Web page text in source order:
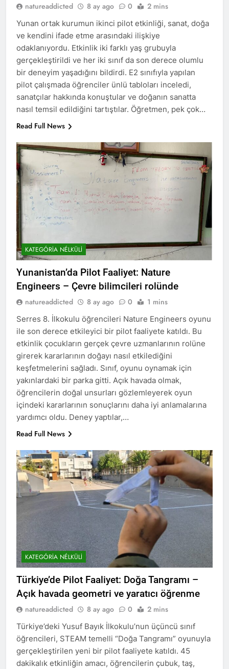
natureaddicted 8 ay ago 0 2 mins
Yunan ortak kurumun ikinci pilot etkinliği, sanat, doğa
ve kendini ifade etme arasındaki ilişkiye
odaklanıyordu. Etkinlik iki farklı yaş grubuyla
gerçekleştirildi ve her iki sınıf da son derece olumlu
bir deneyim yaşadığını bildirdi. E2 sınıfıyla yapılan
pilot çalışmada öğrenciler ünlü tabloları inceledi,
sanatçılar hakkında konuştular ve doğanın sanatta
nasıl temsil edildiğini tartıştılar. Öğretmen, pek çok…
Read Full News
KATEGÓRIA NÉLKÜLI
Yunanistan’da Pilot Faaliyet: Nature
Engineers – Çevre bilimcileri rolünde
natureaddicted 8 ay ago 0 1 mins
Serres 8. İlkokulu öğrencileri Nature Engineers oyunu
ile son derece etkileyici bir pilot faaliyete katıldı. Bu
etkinlik çocukların gerçek çevre uzmanlarının rolüne
girerek kararlarının doğayı nasıl etkilediğini
keşfetmelerini sağladı. Sınıf, oyunu oynamak için
yakınlardaki bir parka gitti. Açık havada olmak,
öğrencilerin doğal unsurları gözlemleyerek oyun
içindeki kararlarının sonuçlarını daha iyi anlamalarına
yardımcı oldu. Deney yaptılar,…
Read Full News
KATEGÓRIA NÉLKÜLI
Türkiye’de Pilot Faaliyet: Doğa Tangramı –
Açık havada geometri ve yaratıcı öğrenme
natureaddicted 8 ay ago 0 2 mins
Türkiye’deki Yusuf Bayık İlkokulu’nun üçüncü sınıf
öğrencileri, STEAM temelli “Doğa Tangramı” oyunuyla
gerçekleştirilen yeni bir pilot faaliyete katıldı. 45
dakikalık etkinliğin amacı, öğrencilerin çubuk, taş,